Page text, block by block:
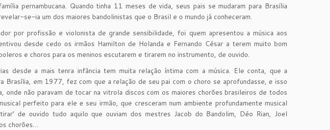
pernambucana. Quando tinha 11 meses de vida, seus pais se mudaram para Brasília
se-ia um dos maiores bandolinistas que o Brasil e o mundo já conheceram.
por profissão e violonista de grande sensibilidade, foi quem apresentou a música aos
desde cedo os irmãos Hamilton de Holanda e Fernando César a terem muito bom
e choros para os meninos escutarem e tirarem no instrumento, de ouvido.
desde a mais tenra infância tem muita relação íntima com a música. Ele conta, que a
Brasília, em 1977, fez com que a relação de seu pai com o choro se aprofundasse, e isso
onde não paravam de tocar na vitrola discos com os maiores chorões brasileiros de todos
perfeito para ele e seu irmão, que cresceram num ambiente profundamente musical
de ouvido tudo aquilo que ouviam dos mestres Jacob do Bandolim, Déo Rian, Joel
chorões…